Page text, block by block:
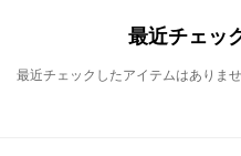
最近チェッ
最近チェックしたアイテムはありませ